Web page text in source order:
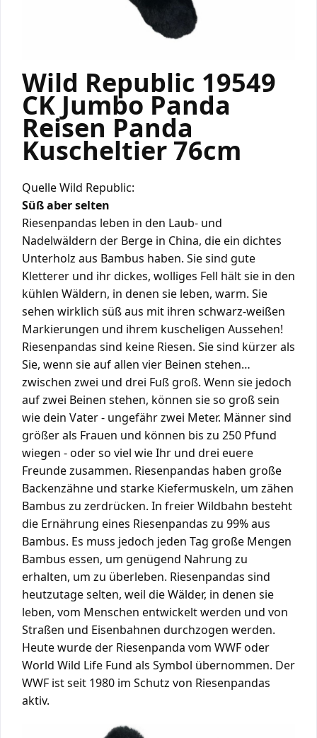
Wild Republic 19549
CK Jumbo Panda
Reisen Panda
Kuscheltier 76cm
Quelle Wild Republic:
Süß aber selten
Riesenpandas leben in den Laub- und
Nadelwäldern der Berge in China, die ein dichtes
Unterholz aus Bambus haben. Sie sind gute
Kletterer und ihr dickes, wolliges Fell hält sie in den
kühlen Wäldern, in denen sie leben, warm. Sie
sehen wirklich süß aus mit ihren schwarz-weißen
Markierungen und ihrem kuscheligen Aussehen!
Riesenpandas sind keine Riesen. Sie sind kürzer als
Sie, wenn sie auf allen vier Beinen stehen…
zwischen zwei und drei Fuß groß. Wenn sie jedoch
auf zwei Beinen stehen, können sie so groß sein
wie dein Vater - ungefähr zwei Meter. Männer sind
größer als Frauen und können bis zu 250 Pfund
wiegen - oder so viel wie Ihr und drei euere
Freunde zusammen. Riesenpandas haben große
Backenzähne und starke Kiefermuskeln, um zähen
Bambus zu zerdrücken. In freier Wildbahn besteht
die Ernährung eines Riesenpandas zu 99% aus
Bambus. Es muss jedoch jeden Tag große Mengen
Bambus essen, um genügend Nahrung zu
erhalten, um zu überleben. Riesenpandas sind
heutzutage selten, weil die Wälder, in denen sie
leben, vom Menschen entwickelt werden und von
Straßen und Eisenbahnen durchzogen werden.
Heute wurde der Riesenpanda vom WWF oder
World Wild Life Fund als Symbol übernommen. Der
WWF ist seit 1980 im Schutz von Riesenpandas
aktiv.